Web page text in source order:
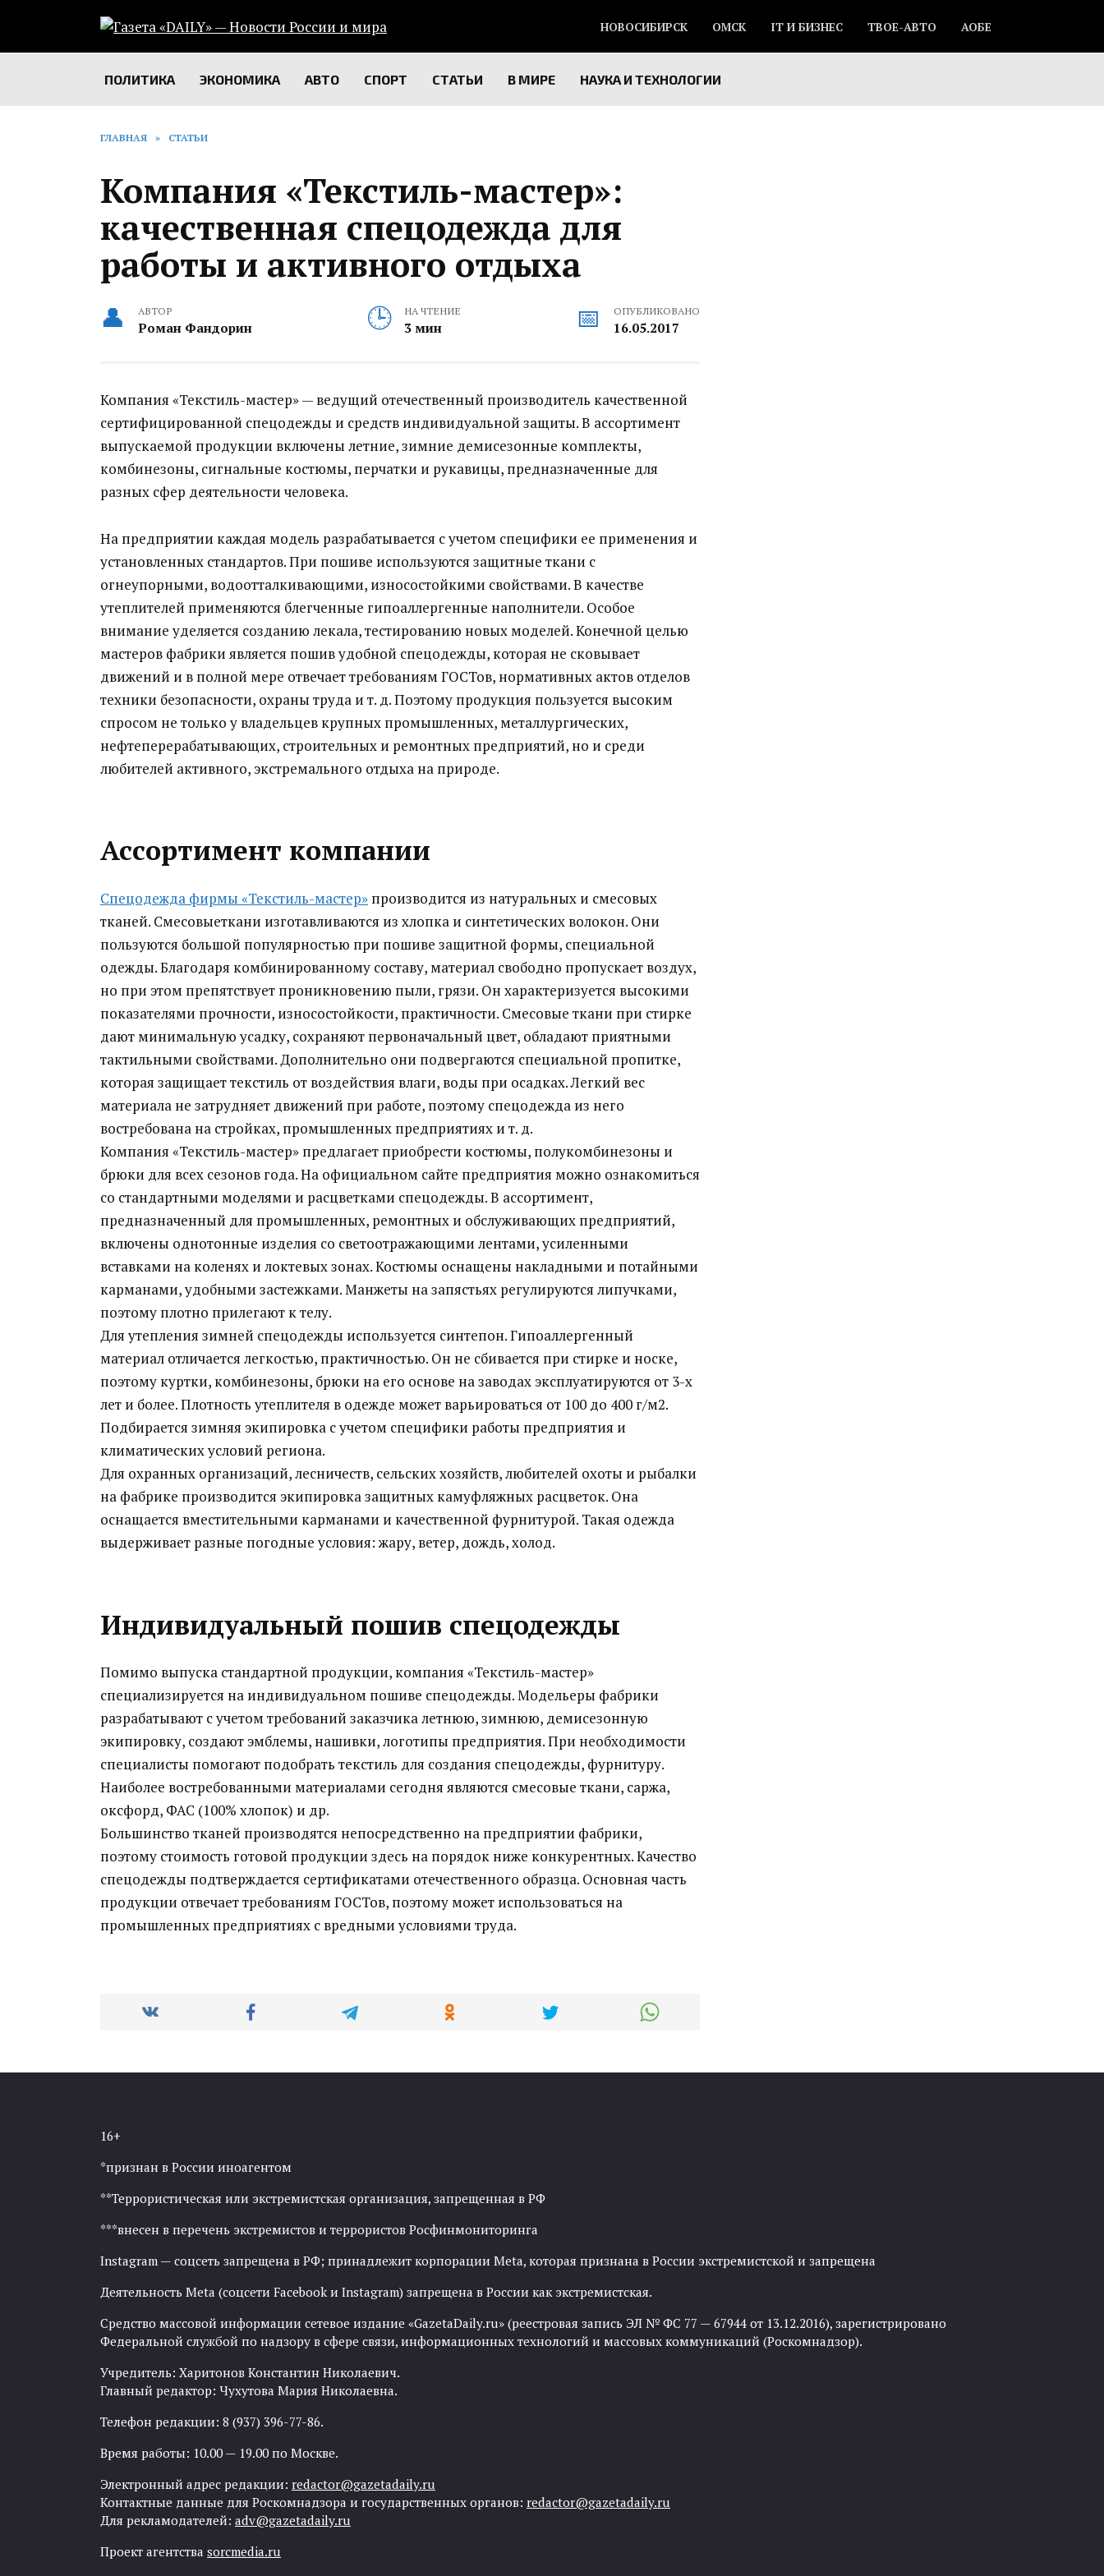
содержанию
НОВОСИБИРСК ОМСК IT И БИЗНЕС ТВОЕ-АВТО АОБЕ
ПОЛИТИКА ЭКОНОМИКА АВТО СПОРТ СТАТЬИ В МИРЕ НАУКА И ТЕХНОЛОГИИ
ГЛАВНАЯ » СТАТЬИ
Компания «Текстиль-мастер»:
качественная спецодежда для
работы и активного отдыха
АВТОР
Роман Фандорин
НА ЧТЕНИЕ
3 мин
ОПУБЛИКОВАНО
16.05.2017
Компания «Текстиль-мастер» — ведущий отечественный производитель качественной
сертифицированной спецодежды и средств индивидуальной защиты.В ассортимент
выпускаемой продукции включены летние, зимние демисезонные комплекты,
комбинезоны, сигнальные костюмы, перчатки и рукавицы, предназначенные для
разных сфер деятельности человека.
На предприятии каждая модель разрабатывается с учетом специфики ее применения и
установленных стандартов. При пошиве используются защитные ткани с
огнеупорными, водоотталкивающими, износостойкими свойствами. В качестве
утеплителей применяются блегченные гипоаллергенные наполнители. Особое
внимание уделяется созданию лекала, тестированию новых моделей. Конечной целью
мастеров фабрики является пошив удобной спецодежды, которая не сковывает
движений и в полной мере отвечает требованиям ГОСТов, нормативных актов отделов
техники безопасности, охраны труда и т. д. Поэтому продукция пользуется высоким
спросом не только у владельцев крупных промышленных, металлургических,
нефтеперерабатывающих, строительных и ремонтных предприятий, но и среди
любителей активного, экстремального отдыха на природе.
Ассортимент компании
Спецодежда фирмы «Текстиль-мастер» производится из натуральных и смесовых
тканей. Смесовыеткани изготавливаются из хлопка и синтетических волокон. Они
пользуются большой популярностью при пошиве защитной формы, специальной
одежды. Благодаря комбинированному составу, материал свободно пропускает воздух,
но при этом препятствует проникновению пыли, грязи. Он характеризуется высокими
показателями прочности, износостойкости, практичности. Смесовые ткани при стирке
дают минимальную усадку, сохраняют первоначальный цвет, обладают приятными
тактильными свойствами. Дополнительно они подвергаются специальной пропитке,
которая защищает текстиль от воздействия влаги, воды при осадках. Легкий вес
материала не затрудняет движений при работе, поэтому спецодежда из него
востребована на стройках, промышленных предприятиях и т. д.
Компания «Текстиль-мастер» предлагает приобрести костюмы, полукомбинезоны и
брюки для всех сезонов года. На официальном сайте предприятия можно ознакомиться
со стандартными моделями и расцветками спецодежды. В ассортимент,
предназначенный для промышленных, ремонтных и обслуживающих предприятий,
включены однотонные изделия со светоотражающими лентами, усиленными
вставками на коленях и локтевых зонах. Костюмы оснащены накладными и потайными
карманами, удобными застежками. Манжеты на запястьях регулируются липучками,
поэтому плотно прилегают к телу.
Для утепления зимней спецодежды используется синтепон. Гипоаллергенный
материал отличается легкостью, практичностью. Он не сбивается при стирке и носке,
поэтому куртки, комбинезоны, брюки на его основе на заводах эксплуатируются от 3-х
лет и более. Плотность утеплителя в одежде может варьироваться от 100 до 400 г/м2.
Подбирается зимняя экипировка с учетом специфики работы предприятия и
климатических условий региона.
Для охранных организаций, лесничеств, сельских хозяйств, любителей охоты и рыбалки
на фабрике производится экипировка защитных камуфляжных расцветок. Она
оснащается вместительными карманами и качественной фурнитурой. Такая одежда
выдерживает разные погодные условия: жару, ветер, дождь, холод.
Индивидуальный пошив спецодежды
Помимо выпуска стандартной продукции, компания «Текстиль-мастер»
специализируется на индивидуальном пошиве спецодежды. Модельеры фабрики
разрабатывают с учетом требований заказчика летнюю, зимнюю, демисезонную
экипировку, создают эмблемы, нашивки, логотипы предприятия. При необходимости
специалисты помогают подобрать текстиль для создания спецодежды, фурнитуру.
Наиболее востребованными материалами сегодня являются смесовые ткани, саржа,
оксфорд, ФАС (100% хлопок) и др.
Большинство тканей производятся непосредственно на предприятии фабрики,
поэтому стоимость готовой продукции здесь на порядок ниже конкурентных. Качество
спецодежды подтверждается сертификатами отечественного образца. Основная часть
продукции отвечает требованиям ГОСТов, поэтому может использоваться на
промышленных предприятиях с вредными условиями труда.
16+
*признан в России иноагентом
**Террористическая или экстремистская организация, запрещенная в РФ
***внесен в перечень экстремистов и террористов Росфинмониторинга
Instagram — соцсеть запрещена в РФ; принадлежит корпорации Meta, которая признана в России экстремистской и запрещена
Деятельность Meta (соцсети Facebook и Instagram) запрещена в России как экстремистская.
Средство массовой информации сетевое издание «GazetaDaily.ru» (реестровая запись ЭЛ № ФС 77 — 67944 от 13.12.2016), зарегистрировано
Федеральной службой по надзору в сфере связи, информационных технологий и массовых коммуникаций (Роскомнадзор).
Учредитель: Харитонов Константин Николаевич.
Главный редактор: Чухутова Мария Николаевна.
Телефон редакции: 8 (937) 396-77-86.
Время работы: 10.00 — 19.00 по Москве.
Электронный адрес редакции: redactor@gazetadaily.ru
Контактные данные для Роскомнадзора и государственных органов: redactor@gazetadaily.ru
Для рекламодателей: adv@gazetadaily.ru
Проект агентства sorcmedia.ru